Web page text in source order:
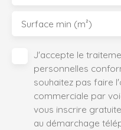
Surface min (m²)
J'accepte le
personnelles
souhaitez pas faire
commerciale par
vous inscrire
au démarchage